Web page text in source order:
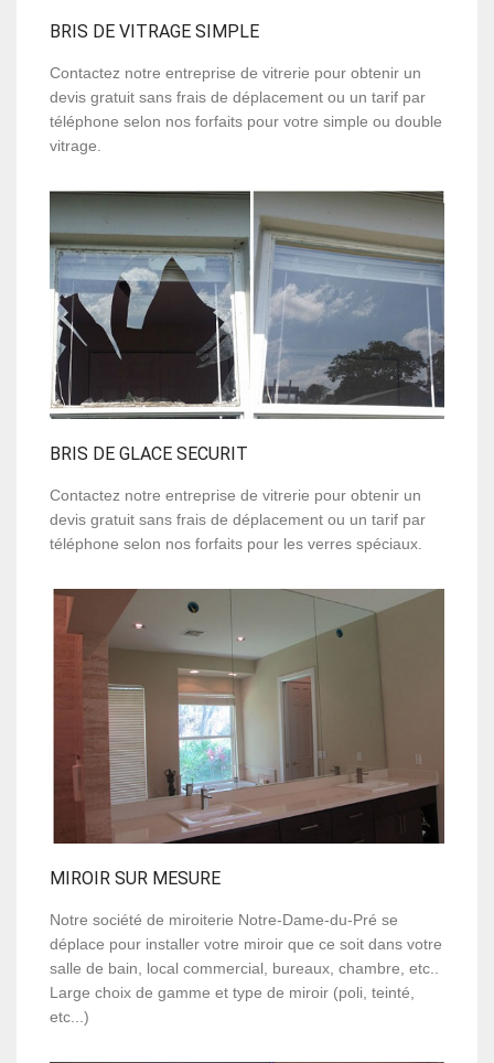
BRIS DE VITRAGE SIMPLE
Contactez notre entreprise de vitrerie pour obtenir un
devis gratuit sans frais de déplacement ou un tarif par
téléphone selon nos forfaits pour votre simple ou double
vitrage.
BRIS DE GLACE SECURIT
Contactez notre entreprise de vitrerie pour obtenir un
devis gratuit sans frais de déplacement ou un tarif par
téléphone selon nos forfaits pour les verres spéciaux.
MIROIR SUR MESURE
Notre société de miroiterie Notre-Dame-du-Pré se
déplace pour installer votre miroir que ce soit dans votre
salle de bain, local commercial, bureaux, chambre, etc..
Large choix de gamme et type de miroir (poli, teinté,
etc...)